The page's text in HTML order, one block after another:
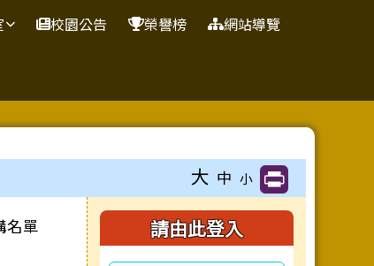
校園公告 榮譽榜 網站導覽
大 中 小
名單 右邊區域內容
請由此登入